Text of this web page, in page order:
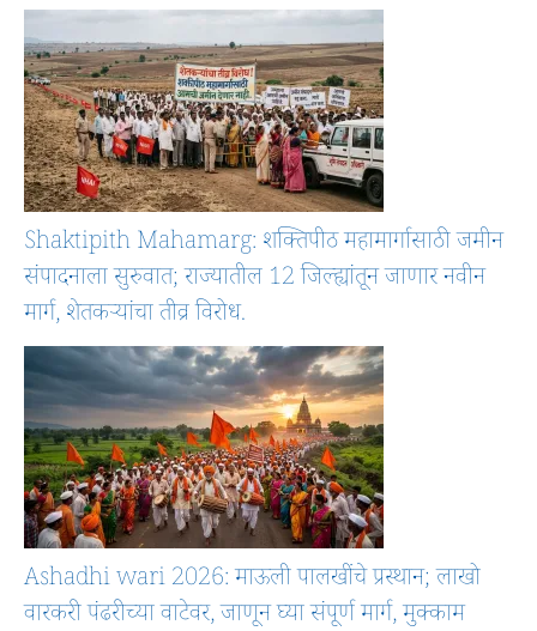
Shaktipith Mahamarg: शक्तिपीठ महामार्गासाठी जमीन
संपादनाला सुरुवात; राज्यातील 12 जिल्ह्यांतून जाणार नवीन
मार्ग, शेतकऱ्यांचा तीव्र विरोध.
Ashadhi wari 2026: माऊली पालखींचे प्रस्थान; लाखो
वारकरी पंढरीच्या वाटेवर, जाणून घ्या संपूर्ण मार्ग, मुक्काम